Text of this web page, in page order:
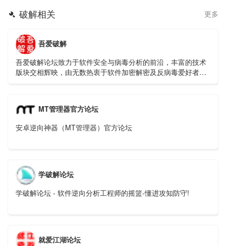
 破解相关 更多
吾爱破解
吾爱破解论坛致力于软件安全与病毒分析的前沿，丰富的技术
版块交相辉映，由无数热衷于软件加密解密及反病毒爱好者共
MT管理器官方论坛
安卓逆向神器（MT管理器）官方论坛
学破解论坛
学破解论坛 - 软件逆向分析工程师的摇篮-懂进攻知防守!
就爱江湖论坛